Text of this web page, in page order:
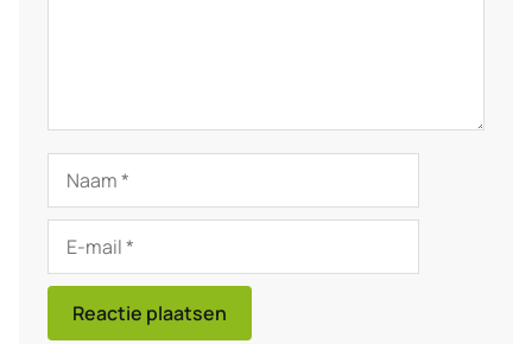
Naam
mail